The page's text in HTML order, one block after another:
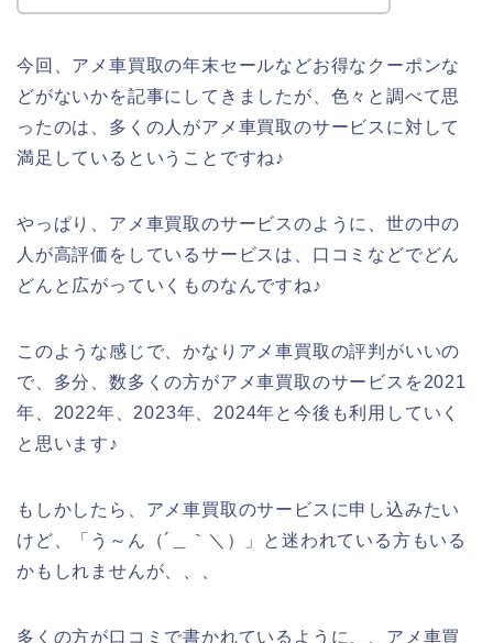
今回、アメ車買取の年末セールなどお得なクーポンな
どがないかを記事にしてきましたが、色々と調べて思
ったのは、多くの人がアメ車買取のサービスに対して
満足しているということですね♪
やっぱり、アメ車買取のサービスのように、世の中の
人が高評価をしているサービスは、口コミなどでどん
どんと広がっていくものなんですね♪
このような感じで、かなりアメ車買取の評判がいいの
で、多分、数多くの方がアメ車買取のサービスを2021
年、2022年、2023年、2024年と今後も利用していく
と思います♪
もしかしたら、アメ車買取のサービスに申し込みたい
けど、「う～ん（´＿｀＼）」と迷われている方もいる
かもしれませんが、、、
多くの方が口コミで書かれているように、、アメ車買